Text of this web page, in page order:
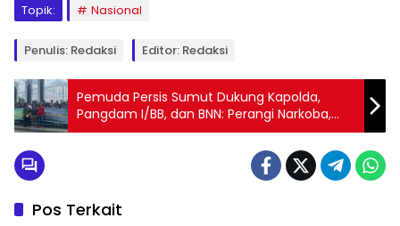
Topik:
Nasional
Penulis: Redaksi Editor: Redaksi
Pemuda Persis Sumut Dukung Kapolda,
Pangdam I/BB, dan BNN: Perangi Narkoba,
Begal, dan Judol
Pos Terkait